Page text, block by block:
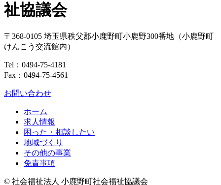
祉協議会
〒368-0105 埼玉県秩父郡小鹿野町小鹿野300番地 （小鹿野町
けんこう交流館内）
Tel： 0494-75-4181
Fax：0494-75-4561
お問い合わせ
ホーム
求人情報
困った・相談したい
地域づくり
その他の事業
免責事項
© 社会福祉法人 小鹿野町社会福祉協議会